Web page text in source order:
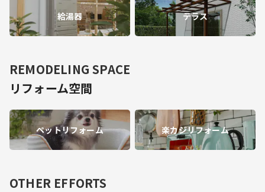
給湯器 テラス
REMODELING SPACE
リフォーム空間
ペットリフォーム 楽カジリフォーム
OTHER EFFORTS